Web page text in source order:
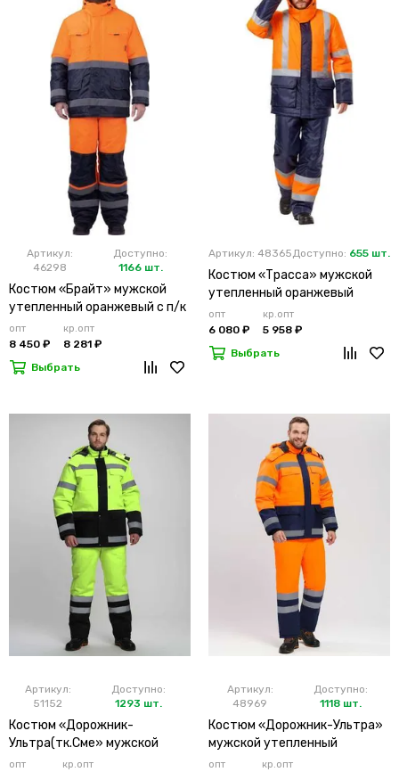
Артикул:
46298
Доступно:
1166 шт.
Костюм «Брайт» мужской
утепленный оранжевый с п/к
опт
8 450 ₽
кр.опт
8 281 ₽
Выбрать
Артикул: 48365Доступно: 655 шт.
Костюм «Трасса» мужской
утепленный оранжевый
опт
6 080 ₽
кр.опт
5 958 ₽
Выбрать
Артикул:
51152
Доступно:
1293 шт.
Костюм «Дорожник-
Ультра(тк.Сме» мужской
утепленный лимонный
опт кр.опт
Артикул:
48969
Доступно:
1118 шт.
Костюм «Дорожник-Ультра»
мужской утепленный
оранжевый
опт кр.опт